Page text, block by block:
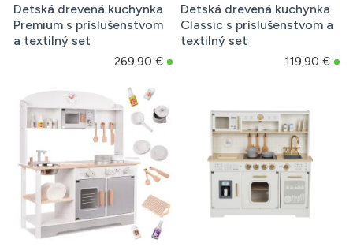
Detská drevená kuchynka
Premium s príslušenstvom
a textilný set
269,90 €
Detská drevená kuchynka
Classic s príslušenstvom a
textilný set
119,90 €